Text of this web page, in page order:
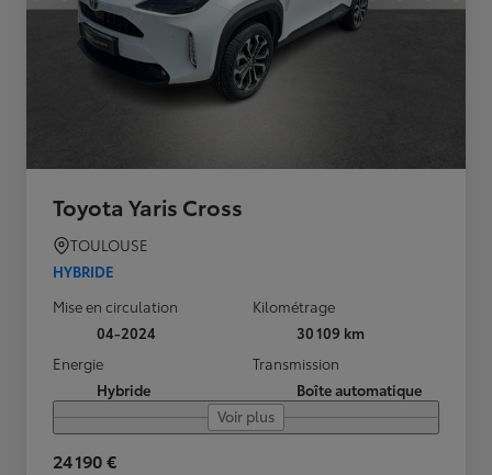
Toyota Yaris Cross
TOULOUSE
HYBRIDE
Mise en circulation
04-2024
Kilométrage
30 109 km
Energie
Hybride
Transmission
Boîte automatique
Voir plus
24 190 €